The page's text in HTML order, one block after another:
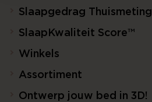
Slaapgedrag Thuismeting
SlaapKwaliteit Score™
Winkels
Assortiment
Ontwerp jouw bed in 3D!